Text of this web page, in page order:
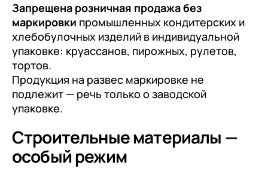
Запрещена розничная продажа без
маркировки промышленных кондитерских и
хлебобулочных изделий в индивидуальной
упаковке: круассанов, пирожных, рулетов,
тортов.
Продукция на развес маркировке не
подлежит — речь только о заводской
упаковке.
Строительные материалы —
особый режим